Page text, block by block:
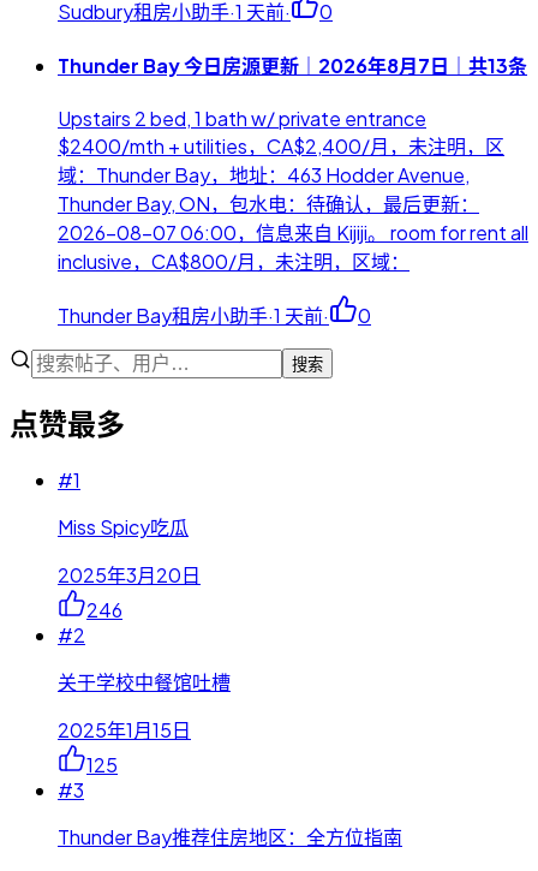
Sudbury租房小助手·1 天前· 0
Thunder Bay 今日房源更新｜2026年8月7日｜共13条
Upstairs 2 bed, 1 bath w/ private entrance
$2400/mth + utilities，CA$2,400/月，未注明，区
域：Thunder Bay，地址：463 Hodder Avenue,
Thunder Bay, ON，包水电：待确认，最后更新：
2026-08-07 06:00，信息来自 Kijiji。 room for rent all
inclusive，CA$800/月，未注明，区域：
Thunder Bay租房小助手·1 天前· 0
搜索
点赞最多
#1
Miss Spicy吃瓜
2025年3月20日
246
#2
关于学校中餐馆吐槽
2025年1月15日
125
#3
Thunder Bay推荐住房地区：全方位指南